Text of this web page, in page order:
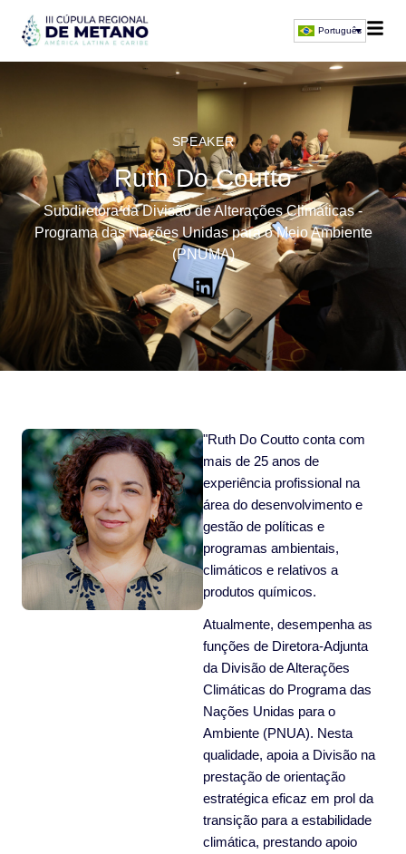
Português
SPEAKER
Ruth Do Coutto
Subdiretora da Divisão de Alterações Climáticas -
Programa das Nações Unidas para o Meio Ambiente
(PNUMA)
"Ruth Do Coutto conta com
mais de 25 anos de
experiência profissional na
área do desenvolvimento e
gestão de políticas e
programas ambientais,
climáticos e relativos a
produtos químicos.
Atualmente, desempenha as
funções de Diretora-Adjunta
da Divisão de Alterações
Climáticas do Programa das
Nações Unidas para o
Ambiente (PNUA). Nesta
qualidade, apoia a Divisão na
prestação de orientação
estratégica eficaz em prol da
transição para a estabilidade
climática, prestando apoio